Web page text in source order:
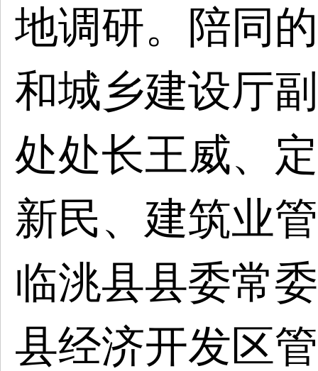
地调研。陪同
和城乡建设厅
处处长王威、
新民、建筑业
临洮县县委常
县经济开发区